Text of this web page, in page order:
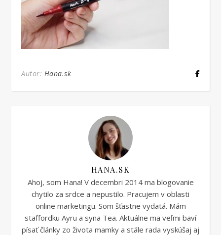
Autor: Hana.sk
HANA.SK
Ahoj, som Hana! V decembri 2014 ma blogovanie
chytilo za srdce a nepustilo. Pracujem v oblasti
online marketingu. Som šťastne vydatá. Mám
staffordku Ayru a syna Tea. Aktuálne ma veľmi baví
písať články zo života mamky a stále rada vyskúšaj aj